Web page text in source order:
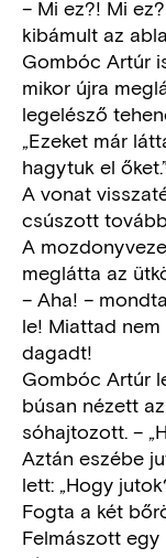
– Mi ez?! Mi
kibámult az
Gombóc Artúr
mikor újra
legelésző
„Ezeket már
hagytuk el
A vonat
csúszott
A
meglátta az
– Aha! –
le! Miattad
dagadt!
Gombóc Artúr
búsan nézett
sóhajtozott. –
Aztán eszébe
lett: „Hogy
Fogta a két
Felmászott